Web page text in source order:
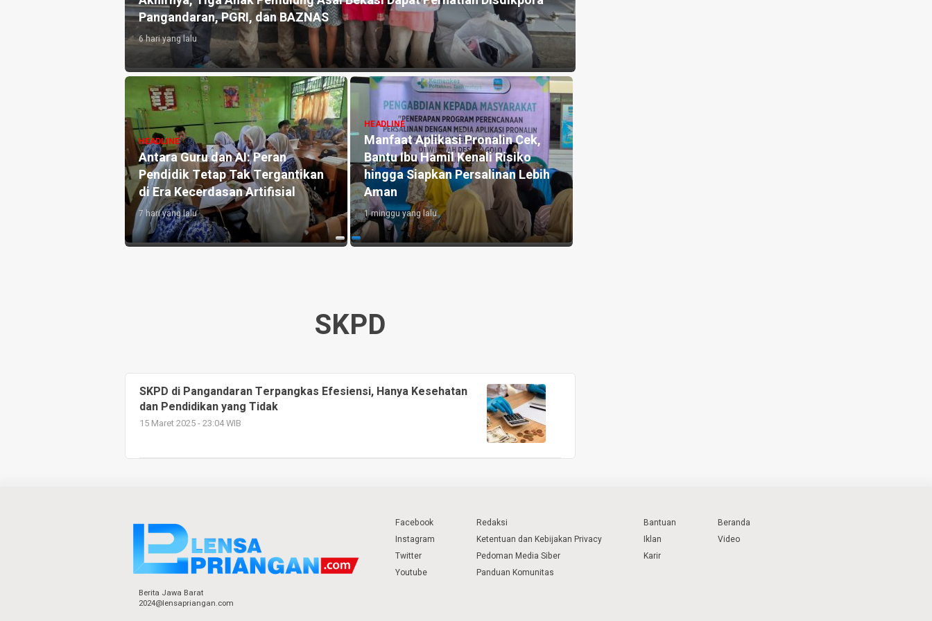
Pangandaran, PGRI, dan BAZNAS
6 hari yang lalu
HEADLINE
Antara Guru dan AI: Peran
Pendidik Tetap Tak Tergantikan
di Era Kecerdasan Artifisial
7 hari yang lalu
HEADLINE
Manfaat Aplikasi Pronalin Cek,
Bantu Ibu Hamil Kenali Risiko
hingga Siapkan Persalinan Lebih
Aman
1 minggu yang lalu
SKPD
SKPD di Pangandaran Terpangkas Efesiensi, Hanya Kesehatan
dan Pendidikan yang Tidak
15 Maret 2025 - 23:04 WIB
Berita Jawa Barat
2024@lensapriangan.com
Facebook
Instagram
Twitter
Youtube
Redaksi
Ketentuan dan Kebijakan Privacy
Pedoman Media Siber
Panduan Komunitas
Bantuan
Iklan
Karir
Beranda
Video